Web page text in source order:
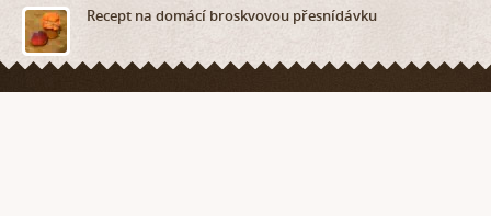
Recept na domácí broskvovou přesnídávku